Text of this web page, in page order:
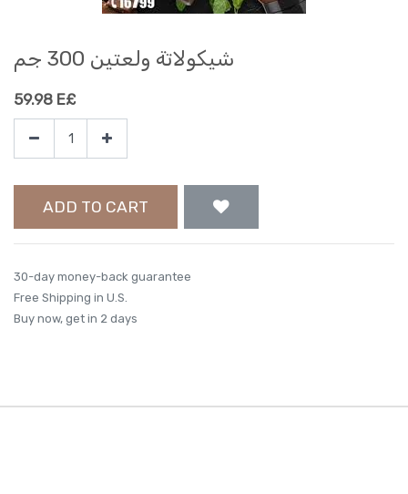
شيكولاتة ولعتين 300 جم
59.98 E£
ADD TO CART
30-day money-back guarantee
Free Shipping in U.S.
Buy now, get in 2 days